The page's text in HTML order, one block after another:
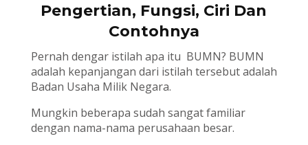
Pengertian, Fungsi, Ciri Dan
Contohnya
Pernah dengar istilah apa itu BUMN? BUMN
adalah kepanjangan dari istilah tersebut adalah
Badan Usaha Milik Negara.
Mungkin beberapa sudah sangat familiar
dengan nama-nama perusahaan besar.